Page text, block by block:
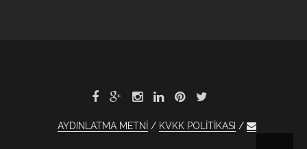
AYDINLATMA METNİ KVKK POLİTİKASI